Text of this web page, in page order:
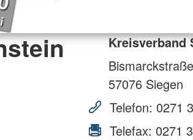
Kreisverband
57076 Siegen
Telefon: 0271
Telefax: 0271